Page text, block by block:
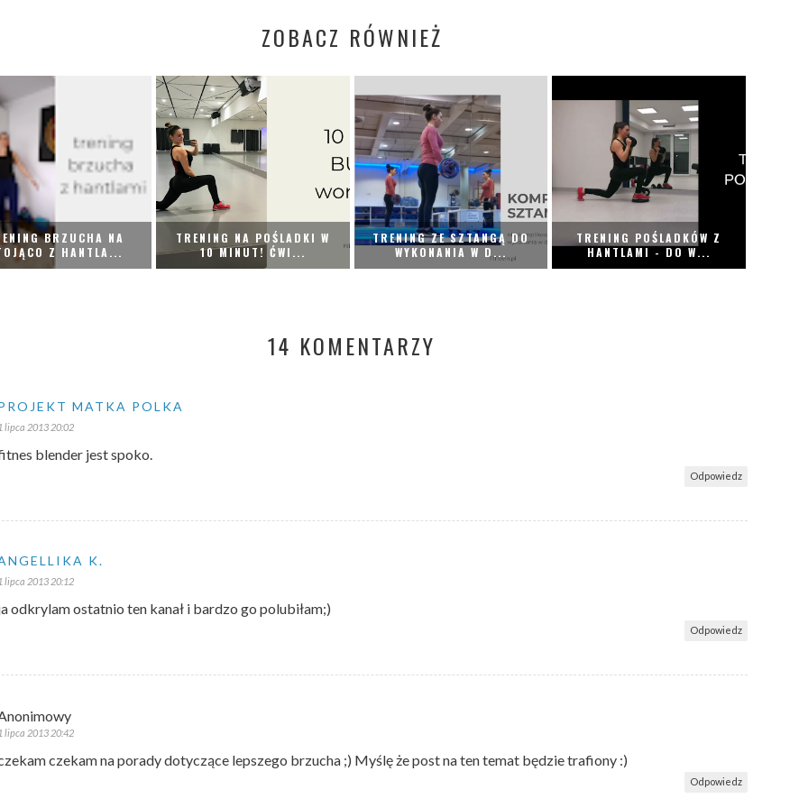
ZOBACZ RÓWNIEŻ
BRZUCHA NA
Z HANTLA...
TRENING NA POŚLADKI W
10 MINUT! ĆWI...
TRENING ZE SZTANGĄ DO
WYKONANIA W D...
TRENING POŚLADKÓW Z
HANTLAMI - DO W...
14 KOMENTARZY
MATKA POLKA
lipca 2013 20:02
blender jest spoko.
Odpowiedz
K.
lipca 2013 20:12
odkrylam ostatnio ten kanał i bardzo go polubiłam;)
Odpowiedz
lipca 2013 20:42
czekam na porady dotyczące lepszego brzucha ;) Myślę że post na ten temat będzie trafiony :)
Odpowiedz